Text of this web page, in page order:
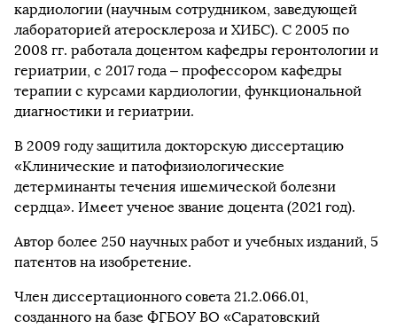
кардиологии (научным сотрудником, заведующей
лабораторией атеросклероза и ХИБС). С 2005 по
2008 гг. работала доцентом кафедры геронтологии и
гериатрии, с 2017 года – профессором кафедры
терапии с курсами кардиологии, функциональной
диагностики и гериатрии.
В 2009 году защитила докторскую диссертацию
«Клинические и патофизиологические
детерминанты течения ишемической болезни
сердца». Имеет ученое звание доцента (2021 год).
Автор более 250 научных работ и учебных изданий, 5
патентов на изобретение.
Член диссертационного совета 21.2.066.01,
созданного на базе ФГБОУ ВО «Саратовский